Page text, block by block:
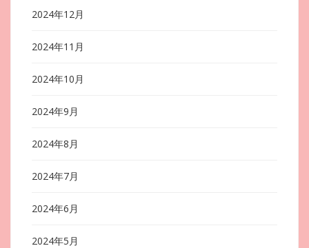
2024年12月
2024年11月
2024年10月
2024年9月
2024年8月
2024年7月
2024年6月
2024年5月